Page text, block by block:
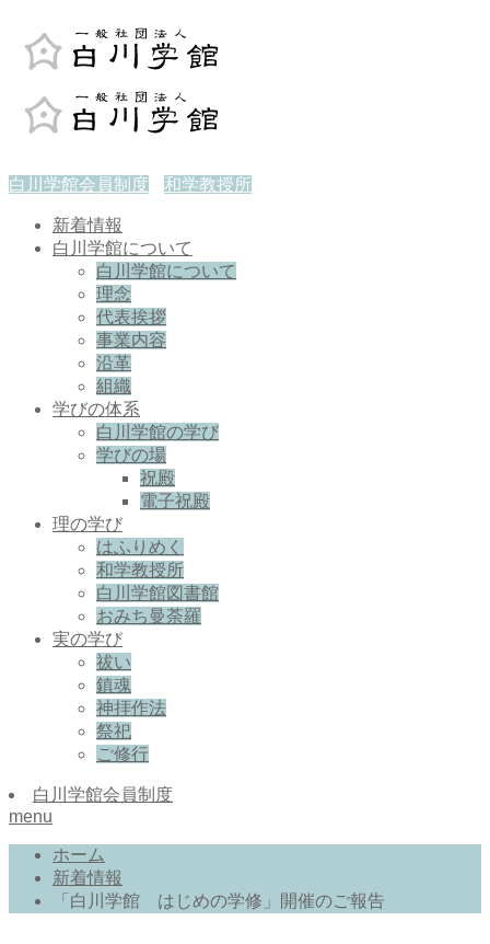
白川学館会員制度 和学教授所
新着情報
白川学館について
白川学館について
理念
代表挨拶
事業内容
沿革
組織
学びの体系
白川学館の学び
学びの場
祝殿
電子祝殿
理の学び
はふりめく
和学教授所
白川学館図書館
おみち曼荼羅
実の学び
祓い
鎮魂
神拝作法
祭祀
ご修行
白川学館会員制度
menu
ホーム
新着情報
「白川学館 はじめの学修」開催のご報告